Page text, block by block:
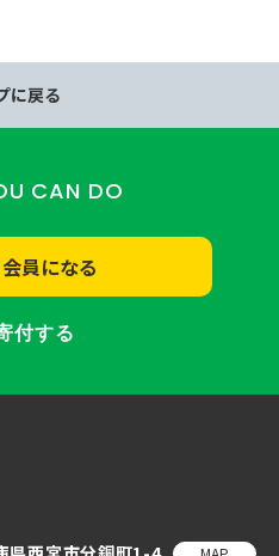
に戻る
CAN DO
員になる
付する